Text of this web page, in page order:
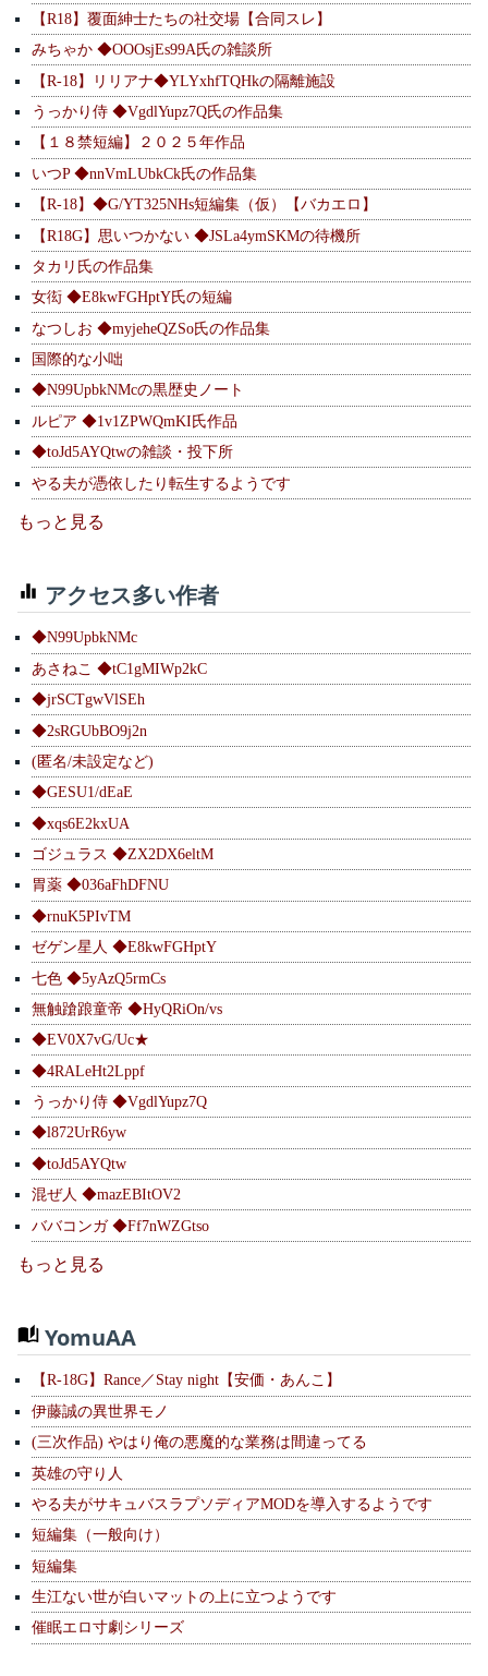
【R18】覆面紳士たちの社交場【合同スレ】
みちゃか ◆OOOsjEs99A氏の雑談所
【R-18】リリアナ◆YLYxhfTQHkの隔離施設
うっかり侍 ◆VgdlYupz7Q氏の作品集
【１８禁短編】２０２５年作品
いつP ◆nnVmLUbkCk氏の作品集
【R-18】◆G/YT325NHs短編集（仮）【バカエロ】
【R18G】思いつかない ◆JSLa4ymSKMの待機所
タカリ氏の作品集
女衒 ◆E8kwFGHptY氏の短編
なつしお ◆myjeheQZSo氏の作品集
国際的な小咄
◆N99UpbkNMcの黒歴史ノート
ルピア ◆1v1ZPWQmKI氏作品
◆toJd5AYQtwの雑談・投下所
やる夫が憑依したり転生するようです
もっと見る
アクセス多い作者
◆N99UpbkNMc
あさねこ ◆tC1gMIWp2kC
◆jrSCTgwVlSEh
◆2sRGUbBO9j2n
(匿名/未設定など)
◆GESU1/dEaE
◆xqs6E2kxUA
ゴジュラス ◆ZX2DX6eltM
胃薬 ◆036aFhDFNU
◆rnuK5PIvTM
ゼゲン星人 ◆E8kwFGHptY
七色 ◆5yAzQ5rmCs
無触蹌踉童帝 ◆HyQRiOn/vs
◆EV0X7vG/Uc★
◆4RALeHt2Lppf
うっかり侍 ◆VgdlYupz7Q
◆l872UrR6yw
◆toJd5AYQtw
混ぜ人 ◆mazEBItOV2
ババコンガ ◆Ff7nWZGtso
もっと見る
YomuAA
【R-18G】Rance／Stay night【安価・あんこ】
伊藤誠の異世界モノ
(三次作品) やはり俺の悪魔的な業務は間違ってる
英雄の守り人
やる夫がサキュバスラプソディアMODを導入するようです
短編集（一般向け）
短編集
生江ない世が白いマットの上に立つようです
催眠エロ寸劇シリーズ